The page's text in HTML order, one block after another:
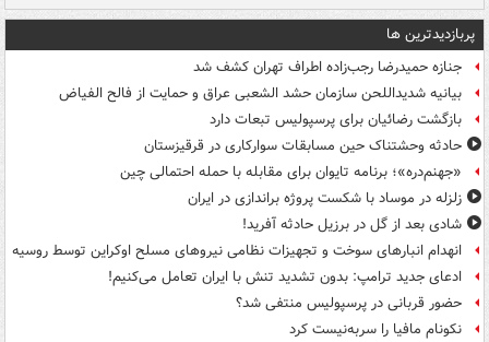
پربازدیدترین ها
جنازه حمیدرضا رجب‌زاده اطراف تهران کشف شد
بیانیه شدیداللحن سازمان حشد الشعبی عراق و حمایت از فالح الفیاض
بازگشت رضائیان برای پرسپولیس تبعات دارد
حادثه وحشتناک حین مسابقات سوارکاری در قرقیزستان
«جهنم‌دره»؛ برنامه تایوان برای مقابله با حمله احتمالی چین
زلزله در موساد با شکست پروژه براندازی در ایران
شادی بعد از گل در برزیل حادثه آفرید!
انهدام انبارهای سوخت و تجهیزات نظامی نیروهای مسلح اوکراین توسط روسیه
ادعای جدید ترامپ: بدون تشدید تنش با ایران تعامل می‌کنیم!
حضور قربانی در پرسپولیس منتفی شد؟
نکونام مافیا را سربه‌نیست کرد